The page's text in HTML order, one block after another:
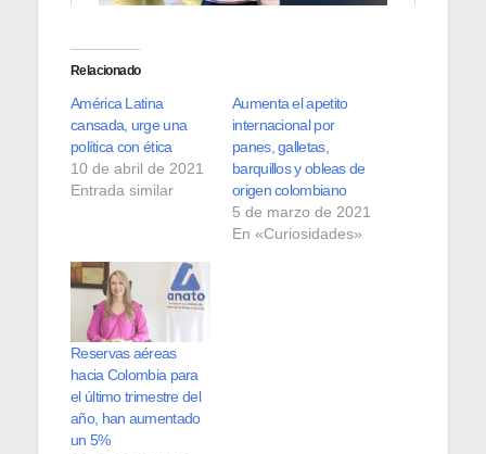
Relacionado
América Latina
cansada, urge una
política con ética
10 de abril de 2021
Entrada similar
Aumenta el apetito
internacional por
panes, galletas,
barquillos y obleas de
origen colombiano
5 de marzo de 2021
En «Curiosidades»
Reservas aéreas
hacia Colombia para
el último trimestre del
año, han aumentado
un 5%